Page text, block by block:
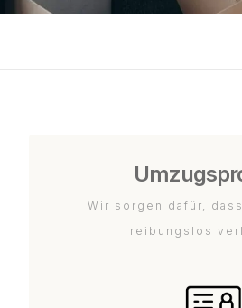
Wir sorgen dafür,
reibungslos